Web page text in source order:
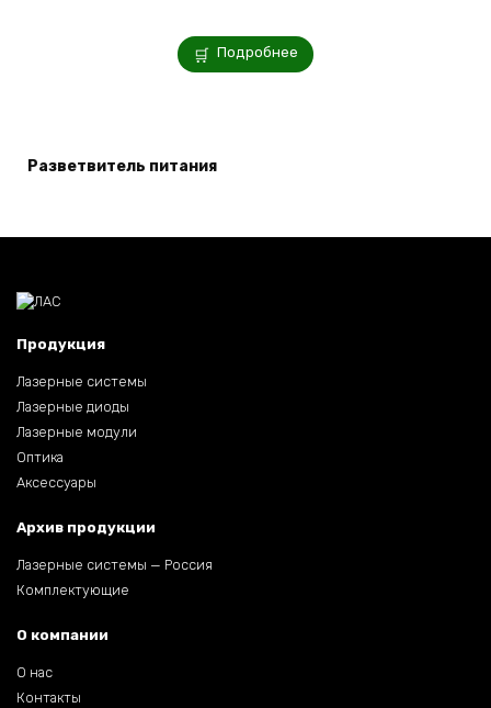
Подробнее
Разветвитель питания
Продукция
Лазерные системы
Лазерные диоды
Лазерные модули
Оптика
Аксессуары
Архив продукции
Лазерные системы — Россия
Комплектующие
О компании
О нас
Контакты